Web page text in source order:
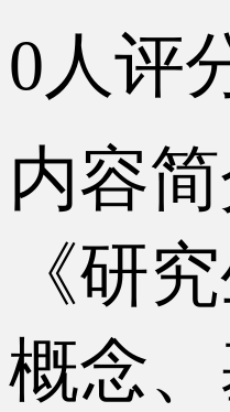
0人评
内容
《研
概念